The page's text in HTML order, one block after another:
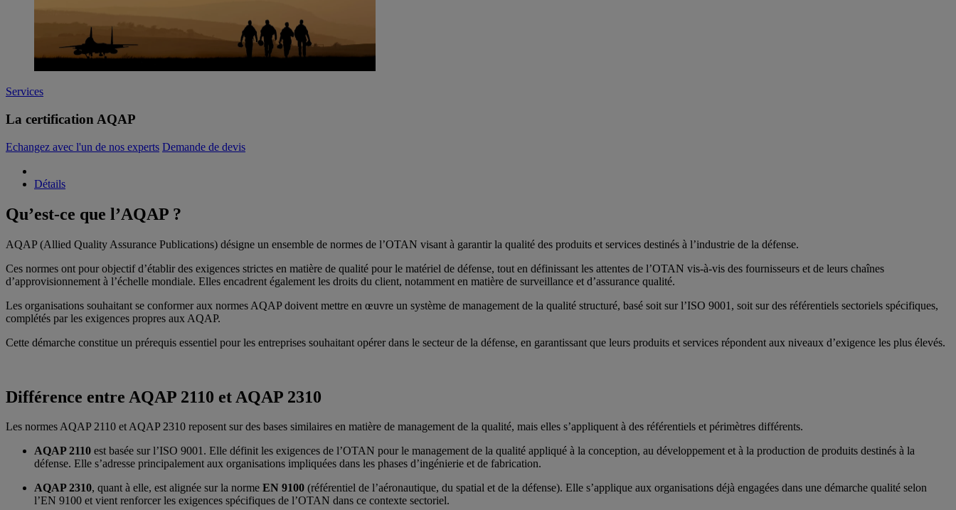
Services
La certification AQAP
Echangez avec l'un de nos experts Demande de devis
Détails
Qu’est‑ce que l’AQAP ?
AQAP (Allied Quality Assurance Publications) désigne un ensemble de normes de l’OTAN visant à garantir la qualité des produits et services destinés à l’industrie de la défense.
Ces normes ont pour objectif d’établir des exigences strictes en matière de qualité pour le matériel de défense, tout en définissant les attentes de l’OTAN vis‑à‑vis des fournisseurs et de leurs chaînes
d’approvisionnement à l’échelle mondiale. Elles encadrent également les droits du client, notamment en matière de surveillance et d’assurance qualité.
Les organisations souhaitant se conformer aux normes AQAP doivent mettre en œuvre un système de management de la qualité structuré, basé soit sur l’ISO 9001, soit sur des référentiels sectoriels spécifiques,
complétés par les exigences propres aux AQAP.
Cette démarche constitue un prérequis essentiel pour les entreprises souhaitant opérer dans le secteur de la défense, en garantissant que leurs produits et services répondent aux niveaux d’exigence les plus élevés.
Différence entre AQAP 2110 et AQAP 2310
Les normes AQAP 2110 et AQAP 2310 reposent sur des bases similaires en matière de management de la qualité, mais elles s’appliquent à des référentiels et périmètres différents.
AQAP 2110 est basée sur l’ISO 9001. Elle définit les exigences de l’OTAN pour le management de la qualité appliqué à la conception, au développement et à la production de produits destinés à la
défense. Elle s’adresse principalement aux organisations impliquées dans les phases d’ingénierie et de fabrication.
AQAP 2310, quant à elle, est alignée sur la norme EN 9100 (référentiel de l’aéronautique, du spatial et de la défense). Elle s’applique aux organisations déjà engagées dans une démarche qualité selon
l’EN 9100 et vient renforcer les exigences spécifiques de l’OTAN dans ce contexte sectoriel.